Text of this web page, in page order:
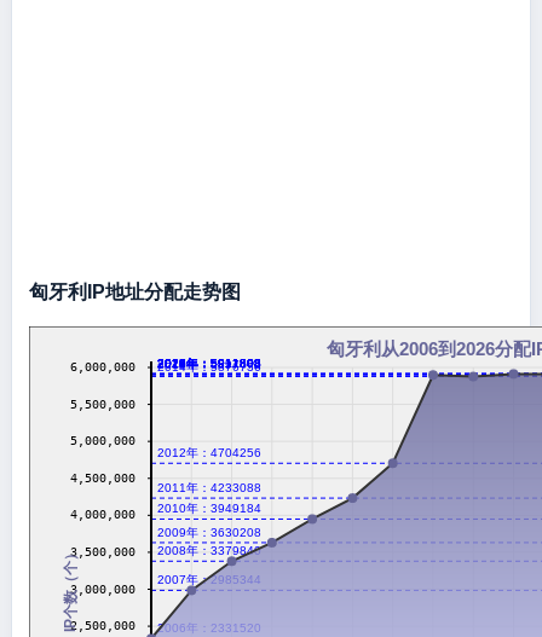
匈牙利IP地址分配走势图
匈牙利从2006到2026分配
2006年：2331520
2007年：2985344
2008年：3379840
2009年：3630208
2010年：3949184
2011年：4233088
2012年：4704256
2013年：5897472
2014年：5876736
2016年：5911808
2017年：5911808
2018年：5911808
2019年：5911808
2020年：5911808
2021年：5911808
2022年：5911808
2023年：5911808
2024年：5911808
2026年：5911808
2,500,000
3,000,000
3,500,000
4,000,000
4,500,000
5,000,000
5,500,000
6,000,000
IP个数（个）